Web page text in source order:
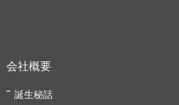
会社概要
誕生秘話